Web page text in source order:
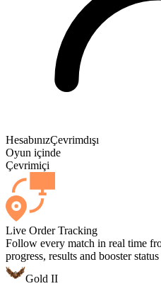
HesabınızÇevrimdışı
Oyun içinde
Çevrimiçi
Live Order Tracking
Follow every match in real time
progress, results and booster
Gold II